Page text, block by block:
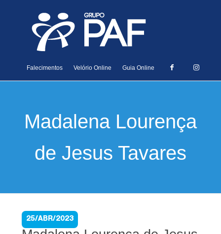
Falecimentos Velório Online Guia Online
Madalena Lourença
de Jesus Tavares
25/ABR/2023